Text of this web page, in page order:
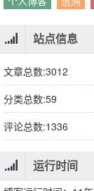
爱情
读书笔记
父亲
悲伤 放下
个人博客
追溯
站点信息
文章总数:3012
分类总数:59
评论总数:1336